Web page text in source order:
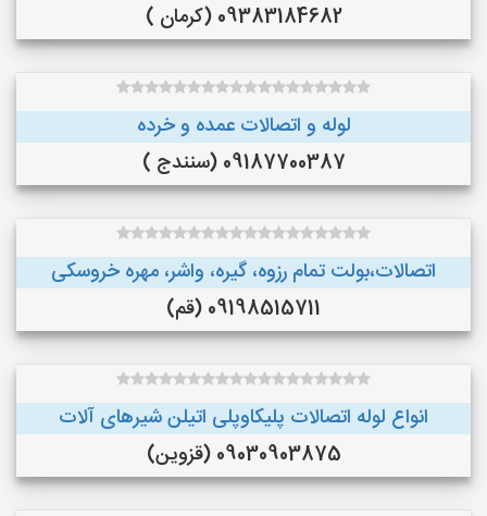
09383184682 (کرمان )
لوله و اتصالات عمده و خرده
09187700387 (سنندج )
اتصالات،بولت تمام رزوه، گیره، واشر، مهره خروسکی
09198515711 (قم)
انواع لوله اتصالات پلیکاوپلی اتیلن ‌شیرهای آلات
09030903875 (قزوین)